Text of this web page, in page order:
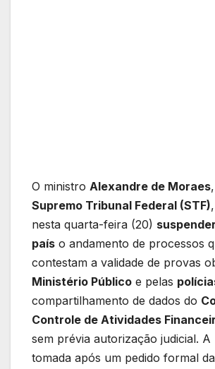
O ministro Alexandre de Moraes
Supremo Tribunal Federal (STF)
nesta quarta-feira (20)
país o andamento de processos
contestam a validade de provas
Ministério Público e pelas
compartilhamento de dados do
Controle de Atividades
sem prévia autorização judicial. A
tomada após um pedido formal da